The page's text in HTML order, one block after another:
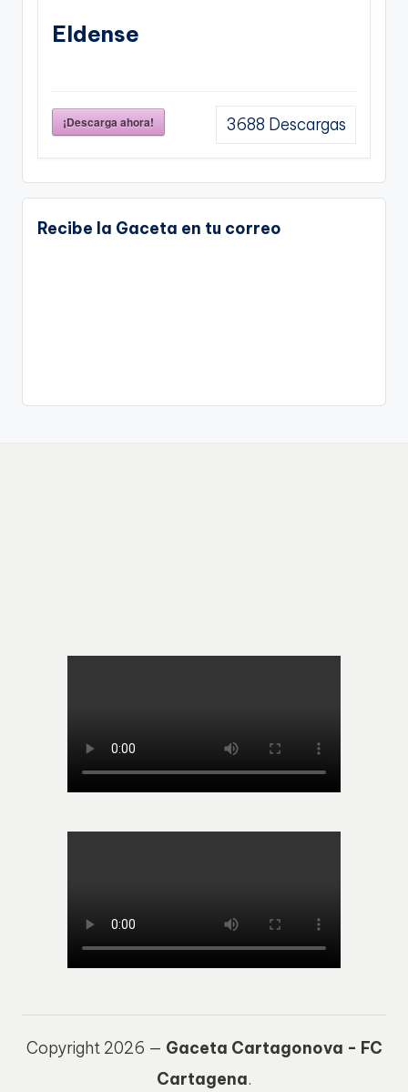
Eldense
¡Descarga ahora! 3688 Descargas
Recibe la Gaceta en tu correo
Copyright 2026 — Gaceta Cartagonova - FC
Cartagena.